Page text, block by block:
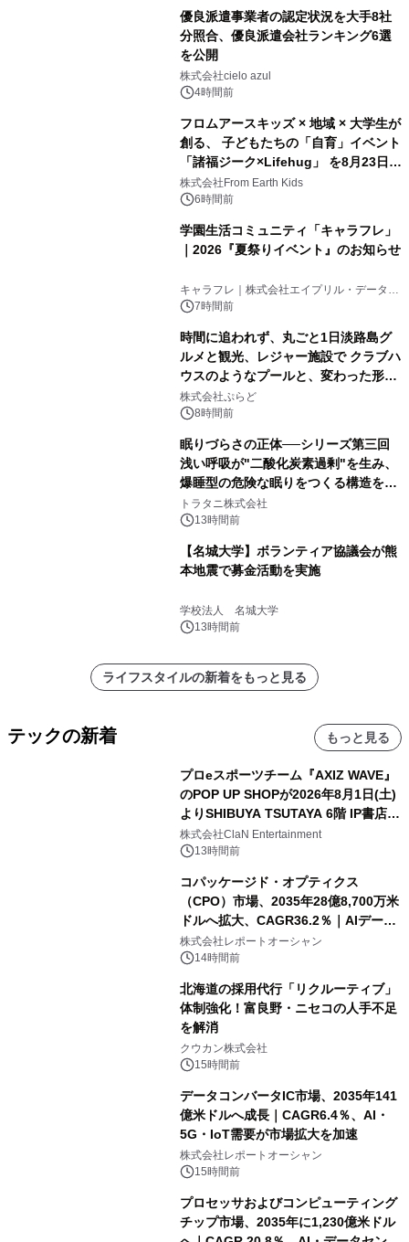
優良派遣事業者の認定状況を大手8社
分照合、優良派遣会社ランキング6選
を公開
株式会社cielo azul
4時間前
フロムアースキッズ × 地域 × 大学生が
創る、 子どもたちの「自育」イベント
「諸福ジーク×Lifehug」 を8月23日
(日)開催
株式会社From Earth Kids
6時間前
学園生活コミュニティ「キャラフレ」
｜2026『夏祭りイベント』のお知らせ
キャラフレ｜株式会社エイプリル・データ・
デザインズ
7時間前
時間に追われず、丸ごと1日淡路島グ
ルメと観光、レジャー施設で クラブハ
ウスのようなプールと、変わった形の
サウナも 「THE BOXY AWAJI」のお
得な素泊まり連泊プランで
株式会社ぷらど
8時間前
眠りづらさの正体──シリーズ第三回
浅い呼吸が"二酸化炭素過剰"を生み、
爆睡型の危険な眠りをつくる構造を解
説
トラタニ株式会社
13時間前
【名城大学】ボランティア協議会が熊
本地震で募金活動を実施
学校法人 名城大学
13時間前
ライフスタイルの新着をもっと見る
テックの新着 もっと見る
プロeスポーツチーム『AXIZ WAVE』
のPOP UP SHOPが2026年8月1日(土)
よりSHIBUYA TSUTAYA 6階 IP書店で
開催決定！！
株式会社ClaN Entertainment
13時間前
コパッケージド・オプティクス
（CPO）市場、2035年28億8,700万米
ドルへ拡大、CAGR36.2％｜AIデータ
センター・高速光通信需要が成長を加
速
株式会社レポートオーシャン
14時間前
北海道の採用代行「リクルーティブ」
体制強化！富良野・ニセコの人手不足
を解消
クウカン株式会社
15時間前
データコンバータIC市場、2035年141
億米ドルへ成長｜CAGR6.4％、AI・
5G・IoT需要が市場拡大を加速
株式会社レポートオーシャン
15時間前
プロセッサおよびコンピューティング
チップ市場、2035年に1,230億米ドル